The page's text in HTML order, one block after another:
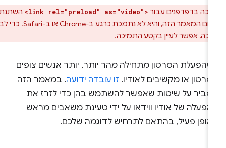
בדפדפנים עבור<link rel="preload" as="video">השתנתה
המאמר הזה, והיא לא נתמכת כרגע ב-Chrome
או ב-Safari. כדי לבדוק
אפשר לעייןבקטע התמיכה.
הסרטון מתחילה מהר יותר, יותר אנשים צופים
או מקשיבים לאודיו.זו עובדה ידועה. במאמר הזה
על שיטות שאפשר להשתמש בהן כדי לזרז את
של אודיו ווידאו על ידי טעינת משאבים מראש
פעיל, בהתאם לתרחיש לדוגמה שלכם.